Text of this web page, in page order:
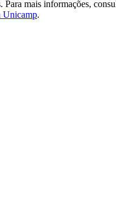
Para mais informações,
Unicamp.